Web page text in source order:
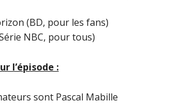
(BD, pour les fans)
NBC, pour tous)
l’épisode :
sont Pascal Mabille